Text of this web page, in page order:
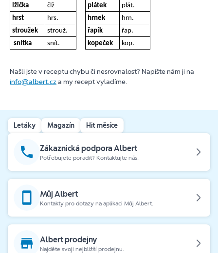
lžička
člž plátek
plát.
hrst
hrs. hrnek
hrn.
stroužek
strouž. řapík
řap.
snítka
snít. kopeček kop.
Našli jste v receptu chybu či nesrovnalost? Napište nám ji na
info@albert.cza my recept vyladíme.
Letáky Magazín Hit měsíce
Zákaznická podpora Albert
Potřebujete poradit? Kontaktujte nás.
Můj Albert
Kontakty pro dotazy na aplikaci Můj Albert.
Albert prodejny
Najděte svoji nejbližší prodejnu.